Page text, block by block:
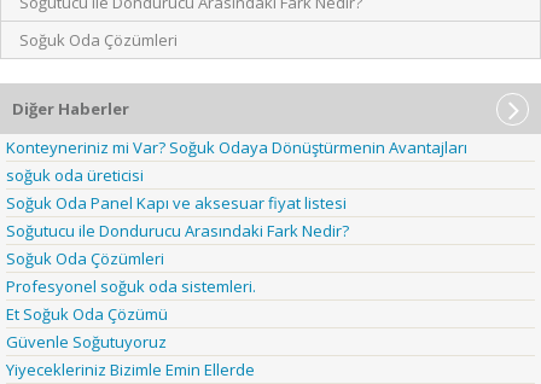
Soğuk Oda Çözümleri
Diğer Haberler
Konteyneriniz mi Var? Soğuk Odaya Dönüştürmenin Avantajları
soğuk oda üreticisi
Soğuk Oda Panel Kapı ve aksesuar fiyat listesi
Soğutucu ile Dondurucu Arasındaki Fark Nedir?
Soğuk Oda Çözümleri
Profesyonel soğuk oda sistemleri.
Et Soğuk Oda Çözümü
Güvenle Soğutuyoruz
Yiyecekleriniz Bizimle Emin Ellerde